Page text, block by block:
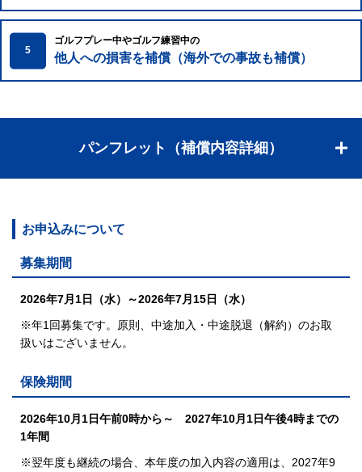
5
ゴルフプレー中やゴルフ練習中の
他人への損害を補償（海外での事故も補償）
パンフレット（補償内容詳細）
お申込みについて
募集期間
2026年7月1日（水）～2026年7月15日（水）
※年1回募集です。原則、中途加入・中途脱退（解約）のお取
扱いはございません。
保険期間
2026年10月1日午前0時から～ 2027年10月1日午後4時までの
1年間
※翌年度も継続の場合、 本年度の加入内容の適用は、2027年9